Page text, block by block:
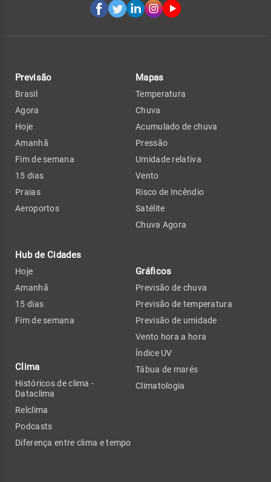
Previsão
Brasil
Agora
Hoje
Amanhã
Fim de semana
15 dias
Praias
Aeroportos
Hub de Cidades
Hoje
Amanhã
15 dias
Fim de semana
Clima
Históricos de clima -
Dataclima
Relclima
Podcasts
Diferença entre clima e tempo
Mapas
Temperatura
Chuva
Acumulado de chuva
Pressão
Umidade relativa
Vento
Risco de Incêndio
Satélite
Chuva Agora
Gráficos
Previsão de chuva
Previsão de temperatura
Previsão de umidade
Vento hora a hora
Índice UV
Tábua de marés
Climatologia